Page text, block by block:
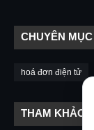
CHUYÊN
hoá đơn điện tử
THAM KHẢO